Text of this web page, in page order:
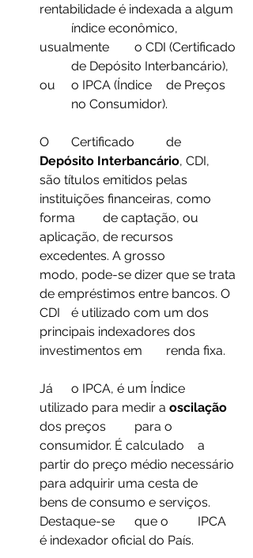
rentabilidade é indexada a algum
usualmente 	o CDI (Certificado
ou 	o IPCA (Índice 	de Preços
	no Consumidor).
O 	Certificado 	de
Depósito Interbancário, CDI,
são títulos emitidos pelas
instituições financeiras, como
forma 	de captação, ou
aplicação, de recursos
excedentes. A grosso
modo, pode-se dizer que se trata
de empréstimos entre bancos. O
CDI 	é utilizado com um dos
principais indexadores dos
investimentos em 	renda fixa.
Já 	o IPCA, é um Índice
utilizado para medir a oscilação
dos preços 	para o
consumidor. É calculado 	a
partir do preço médio necessário
para adquirir uma cesta de
bens de consumo e serviços.
Destaque-se 	que o 	IPCA
é indexador oficial do País.